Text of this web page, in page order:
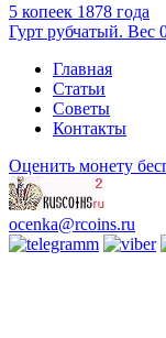
5 копеек 1878 года
Гурт рубчатый. Вес
Главная
Статьи
Советы
Контакты
Оценить монету
ocenka@rcoins.ru